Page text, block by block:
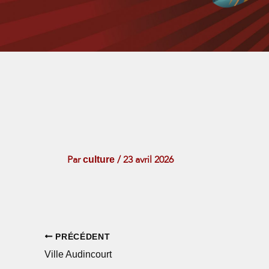
Parculture / 23 avril 2026
PRÉCÉDENT
Ville Audincourt